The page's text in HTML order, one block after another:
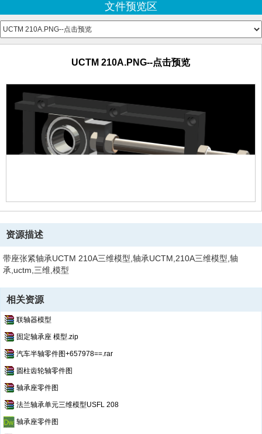
文件预览区
UCTM 210A.PNG--点击预览
资源描述
带座张紧轴承UCTM 210A三维模型,轴承UCTM,210A三维模型,轴
承,uctm,三维,模型
相关资源
联轴器模型
固定轴承座 模型.zip
汽车半轴零件图+657978==.rar
圆柱齿轮轴零件图
轴承座零件图
法兰轴承单元三维模型USFL 208
轴承座零件图